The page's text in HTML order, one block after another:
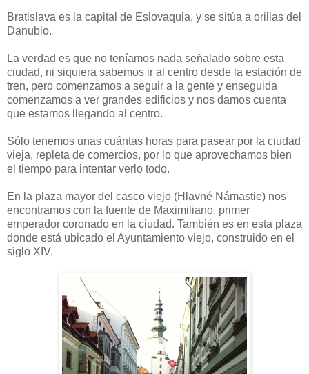
Bratislava es la capital de Eslovaquia, y se sitúa a orillas del
Danubio.
La verdad es que no teníamos nada señalado sobre esta
ciudad, ni siquiera sabemos ir al centro desde la estación de
tren, pero comenzamos a seguir a la gente y enseguida
comenzamos a ver grandes edificios y nos damos cuenta
que estamos llegando al centro.
Sólo tenemos unas cuántas horas para pasear por la ciudad
vieja, repleta de comercios, por lo que aprovechamos bien
el tiempo para intentar verlo todo.
En la plaza mayor del casco viejo (Hlavné Námastie) nos
encontramos con la fuente de Maximiliano, primer
emperador coronado en la ciudad. También es en esta plaza
donde está ubicado el Ayuntamiento viejo, construido en el
siglo XIV.